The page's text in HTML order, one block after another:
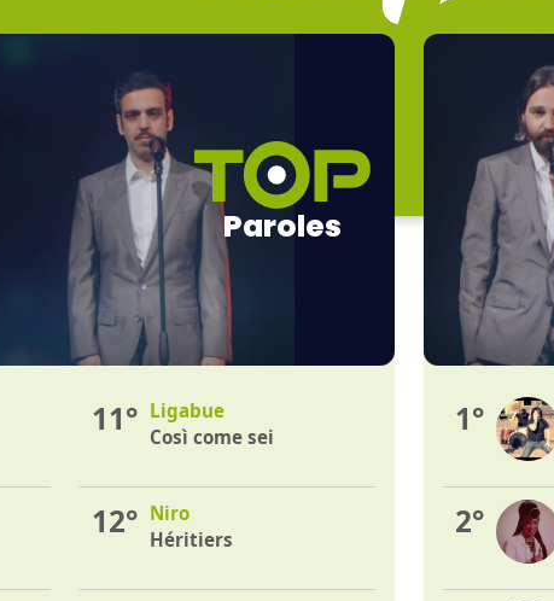
Paroles
11° Ligabue
Così come sei
12° Niro
Héritiers
1°
2°